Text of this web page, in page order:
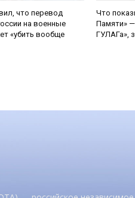
что перевод
на военные
«убить вообще
Что
Памяти»
ГУЛАГа»,